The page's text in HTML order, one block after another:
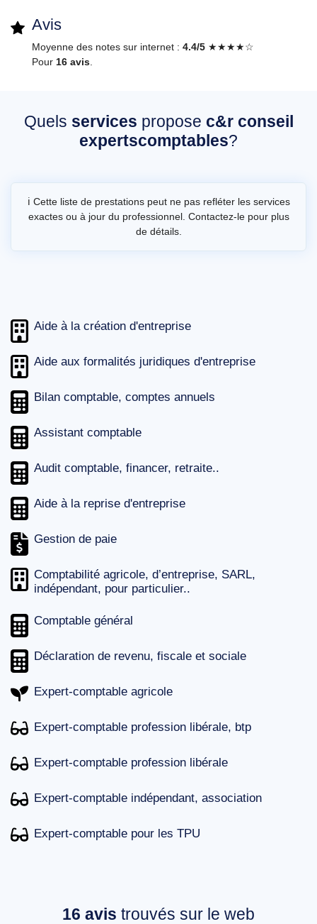
Avis
Moyenne des notes sur internet : 4.4/5 ★★★★☆
Pour 16 avis
Quels services propose c&r conseil
expertscomptables?
ℹ️ Cette liste de prestations peut ne pas refléter les services
exactes ou à jour du professionnel. Contactez-le pour plus
de détails.
Aide à la création d'entreprise
Aide aux formalités juridiques d'entreprise
Bilan comptable, comptes annuels
Assistant comptable
Audit comptable, financer, retraite..
Aide à la reprise d'entreprise
Gestion de paie
Comptabilité agricole, d’entreprise, SARL,
indépendant, pour particulier..
Comptable général
Déclaration de revenu, fiscale et sociale
Expert-comptable agricole
Expert-comptable profession libérale, btp
Expert-comptable profession libérale
Expert-comptable indépendant, association
Expert-comptable pour les TPU
16 avis trouvés sur le web